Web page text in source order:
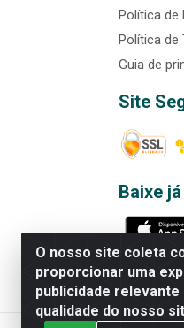
O nosso site coleta
proporcionar uma
publicidade
qualidade do nosso
Política de
Política de
Guia de
Site
Baixe